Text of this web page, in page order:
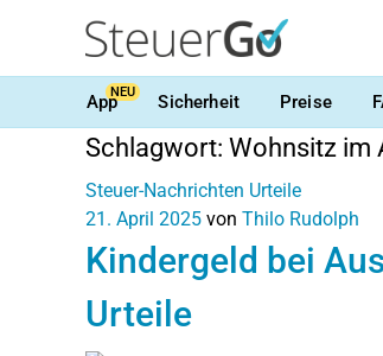
AppNEU Sicherheit Preise
Schlagwort: Wohnsitz im
Steuer-Nachrichten Urteile
21. April 2025 von Thilo Rudolph
Kindergeld bei
Urteile